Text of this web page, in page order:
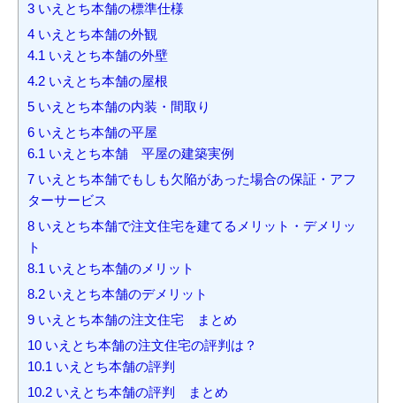
3 いえとち本舗の標準仕様
4 いえとち本舗の外観
4.1 いえとち本舗の外壁
4.2 いえとち本舗の屋根
5 いえとち本舗の内装・間取り
6 いえとち本舗の平屋
6.1 いえとち本舗 平屋の建築実例
7 いえとち本舗でもしも欠陥があった場合の保証・アフ
ターサービス
8 いえとち本舗で注文住宅を建てるメリット・デメリッ
ト
8.1 いえとち本舗のメリット
8.2 いえとち本舗のデメリット
9 いえとち本舗の注文住宅 まとめ
10 いえとち本舗の注文住宅の評判は？
10.1 いえとち本舗の評判
10.2 いえとち本舗の評判 まとめ